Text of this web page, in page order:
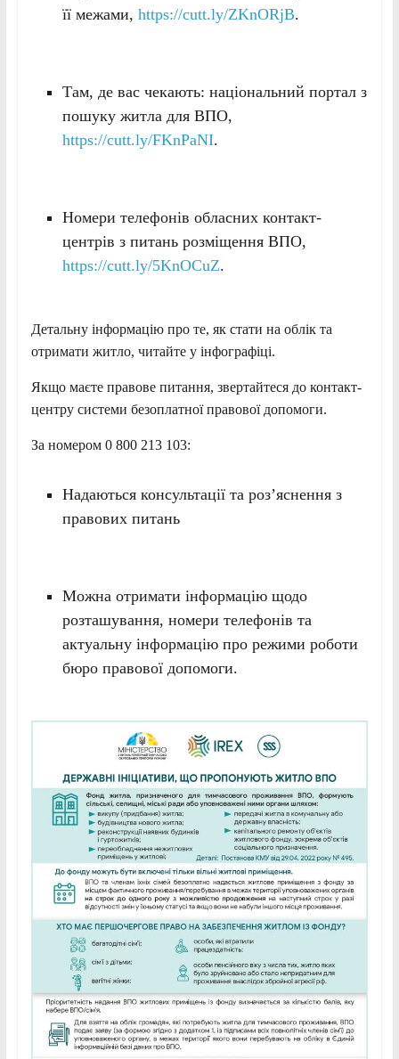
її межами, https://cutt.ly/ZKnORjB.
Там, де вас чекають: національний портал з
пошуку житла для ВПО,
https://cutt.ly/FKnPaNI.
Номери телефонів обласних контакт-
центрів з питань розміщення ВПО,
https://cutt.ly/5KnOCuZ.
Детальну інформацію про те, як стати на облік та
отримати житло, читайте у інфографіці.
Якщо маєте правове питання, звертайтеся до контакт-
центру системи безоплатної правової допомоги.
За номером 0 800 213 103:
Надаються консультації та роз’яснення з
правових питань
Можна отримати інформацію щодо
розташування, номери телефонів та
актуальну інформацію про режими роботи
бюро правової допомоги.